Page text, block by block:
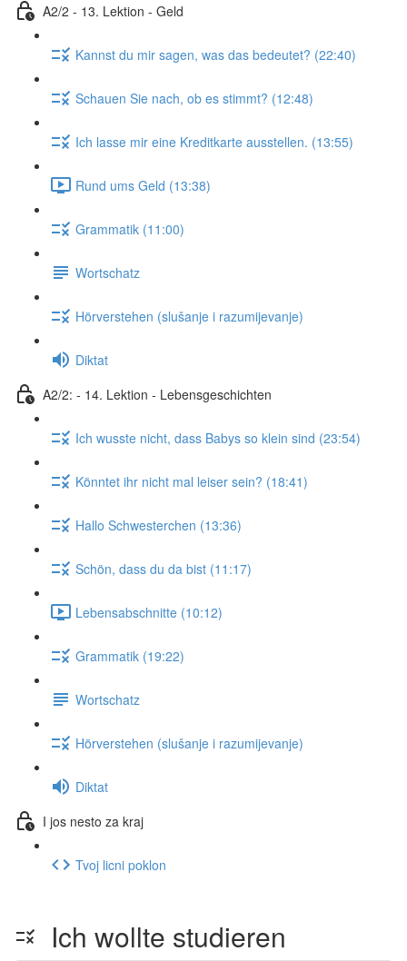
A2/2 - 13. Lektion - Geld
Kannst du mir sagen, was das bedeutet? (22:40)
Schauen Sie nach, ob es stimmt? (12:48)
Ich lasse mir eine Kreditkarte ausstellen. (13:55)
Rund ums Geld (13:38)
Grammatik (11:00)
Wortschatz
Hörverstehen (slušanje i razumijevanje)
Diktat
A2/2: - 14. Lektion - Lebensgeschichten
Ich wusste nicht, dass Babys so klein sind (23:54)
Könntet ihr nicht mal leiser sein? (18:41)
Hallo Schwesterchen (13:36)
Schön, dass du da bist (11:17)
Lebensabschnitte (10:12)
Grammatik (19:22)
Wortschatz
Hörverstehen (slušanje i razumijevanje)
Diktat
I jos nesto za kraj
Tvoj licni poklon
Ich wollte studieren